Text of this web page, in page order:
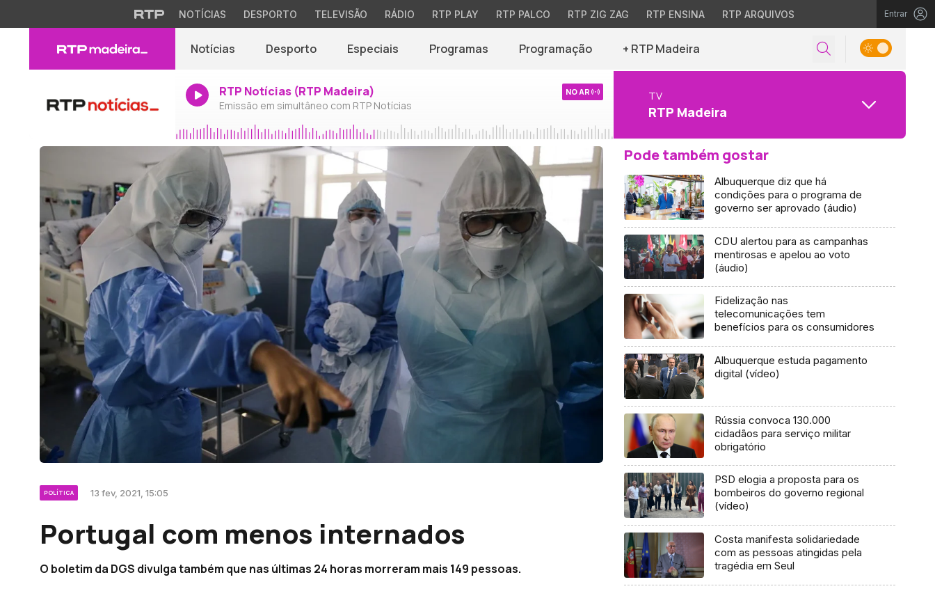
NOTÍCIAS DESPORTO TELEVISÃO RÁDIO RTP PLAY RTP PALCO RTP ZIG ZAG RTP ENSINA RTP ARQUIVOS Entrar
Notícias Desporto Especiais Programas Programação + RTP Madeira
RTP Notícias (RTP Madeira)
Emissão em simultâneo com RTP Notícias
NO AR TV
RTP Madeira
POLÍTICA 13 fev, 2021, 15:05
Portugal com menos internados
O boletim da DGS divulga também que nas últimas 24 horas morreram mais 149 pessoas.
Pode também gostar
Albuquerque diz que há
condições para o programa de
governo ser aprovado (áudio)
CDU alertou para as campanhas
mentirosas e apelou ao voto
(áudio)
Fidelização nas
telecomunicações tem
benefícios para os consumidores
Albuquerque estuda pagamento
digital (vídeo)
Rússia convoca 130.000
cidadãos para serviço militar
obrigatório
PSD elogia a proposta para os
bombeiros do governo regional
(vídeo)
Costa manifesta solidariedade
com as pessoas atingidas pela
tragédia em Seul